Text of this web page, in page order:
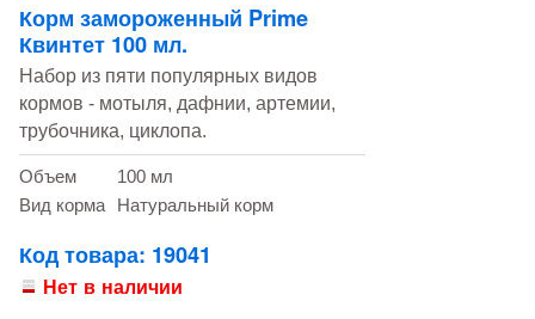
Корм замороженный Prime
Квинтет 100 мл.
Набор из пяти популярных видов
кормов - мотыля, дафнии, артемии,
трубочника, циклопа.
Объем
100 мл
Вид корма
Натуральный корм
Код товара: 19041
Нет в наличии